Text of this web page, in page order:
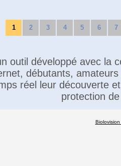
1 2 3 4 5 6 7
outil développé avec la
débutants,
réel leur découverte
protection
Biolovision